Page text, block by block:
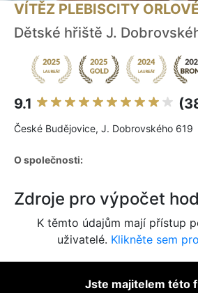
VÍTĚZ PLEBISCITY ORLOVÉ
Dětské hřiště J.
9.1
České Budějovice, J. Dobrovského 619
O společnosti:
Zdroje pro výpočet
K těmto údajům mají přístup
uživatelé. Klikněte sem
Jste majitelem této